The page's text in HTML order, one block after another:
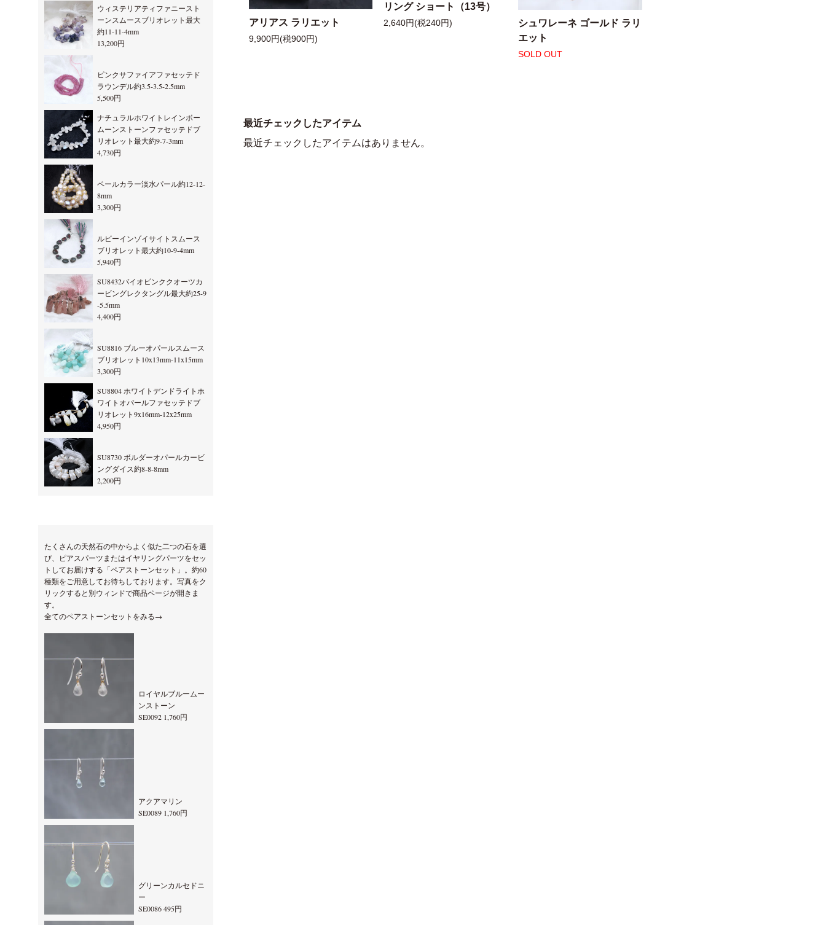
アリアス ラリエット
9,900円(税900円)
リング ショート（13号）
2,640円(税240円)
シュワレーネ ゴールド ラリ
エット
SOLD OUT
最近チェックしたアイテム
最近チェックしたアイテムはありません。
ウィステリアティファニースト
ーンスムースブリオレット最大
約11-11-4mm
13,200円
ピンクサファイアファセッテド
ラウンデル約3.5-3.5-2.5mm
5,500円
ナチュラルホワイトレインボー
ムーンストーンファセッテドブ
リオレット最大約9-7-3mm
4,730円
ペールカラー淡水パール約12-12-
8mm
3,300円
ルビーインゾイサイトスムース
ブリオレット最大約10-9-4mm
5,940円
SU8432バイオピンククオーツカ
ービングレクタングル最大約25-9
-5.5mm
4,400円
SU8816 ブルーオパールスムース
ブリオレット10x13mm-11x15mm
3,300円
SU8804 ホワイトデンドライトホ
ワイトオパールファセッテドブ
リオレット9x16mm-12x25mm
4,950円
SU8730 ボルダーオパールカービ
ングダイス約8-8-8mm
2,200円
たくさんの天然石の中からよく似た二つの石を選
び、ピアスパーツまたはイヤリングパーツをセッ
トしてお届けする「ペアストーンセット」。約60
種類をご用意してお待ちしております。写真をク
リックすると別ウィンドで商品ページが開きま
す。
全てのペアストーンセットをみる→
ロイヤルブルームー
ンストーン
SE0092 1,760円
アクアマリン
SE0089 1,760円
グリーンカルセドニ
ー
SE0086 495円